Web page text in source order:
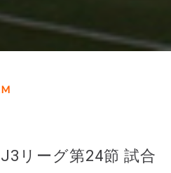
リーグ第24節 試合